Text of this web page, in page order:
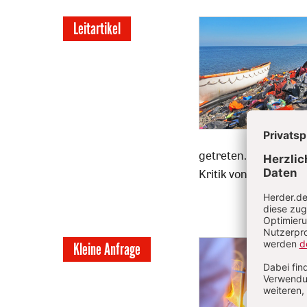
Leitartikel
getreten. Während
Kritik von Kirchen,
Kleine Anfrage